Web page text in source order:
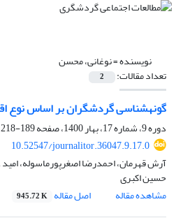
نویسنده =نوغانی، محسن
تعداد مقالات: 2
گونه­شناسی گردشگران بر اساس نوع
دوره 9، شماره 17، بهار 1400، صفحه
189-218
10.52547/journalitor.36047.9.17.0
آرش قهرمان، احمدرضا اصغرپورماسوله،
حسین اکبری
مشاهده مقاله
اصل مقاله 945.72 K